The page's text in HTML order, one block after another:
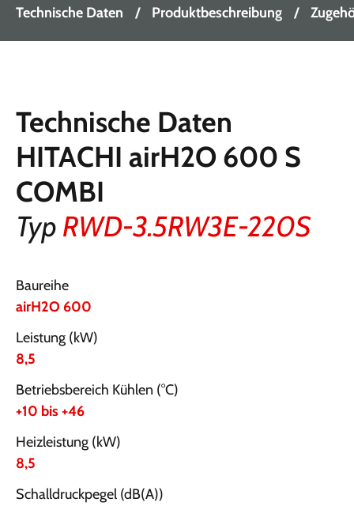
Technische Daten Produktbeschreibung
Technische Daten
HITACHI airH2O 600 S
COMBI
Typ RWD-3.5RW3E-220S
Baureihe
airH2O 600
Leistung (kW)
8,5
Betriebsbereich Kühlen (°C)
+10 bis +46
Heizleistung (kW)
8,5
Schalldruckpegel (dB(A))